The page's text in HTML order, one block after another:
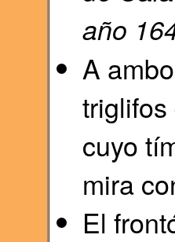
año
A
cuyo
mira
El